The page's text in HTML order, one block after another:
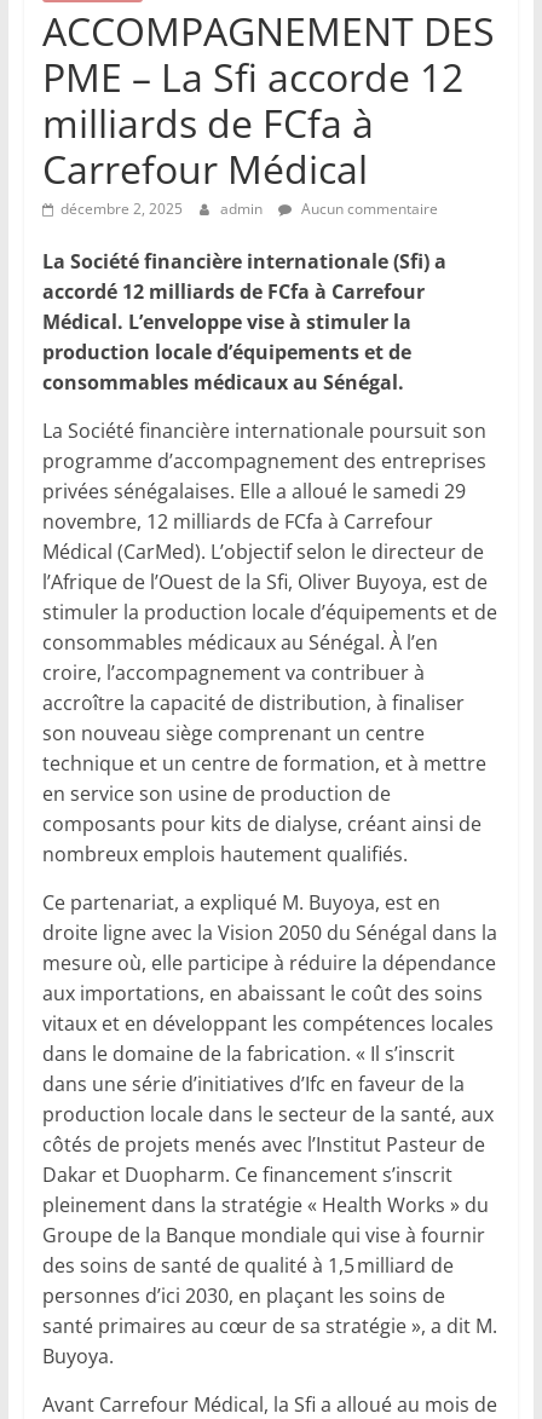
ACCOMPAGNEMENT DES
PME – La Sfi accorde 12
milliards de FCfa à
Carrefour Médical
décembre 2, 2025 admin Aucun commentaire
La Société financière internationale (Sfi) a
accordé 12 milliards de FCfa à Carrefour
Médical. L’enveloppe vise à stimuler la
production locale d’équipements et de
consommables médicaux au Sénégal.
La Société financière internationale poursuit son
programme d’accompagnement des entreprises
privées sénégalaises. Elle a alloué le samedi 29
novembre, 12 milliards de FCfa à Carrefour
Médical (CarMed). L’objectif selon le directeur de
l’Afrique de l’Ouest de la Sfi, Oliver Buyoya, est de
stimuler la production locale d’équipements et de
consommables médicaux au Sénégal. À l’en
croire, l’accompagnement va contribuer à
accroître la capacité de distribution, à finaliser
son nouveau siège comprenant un centre
technique et un centre de formation, et à mettre
en service son usine de production de
composants pour kits de dialyse, créant ainsi de
nombreux emplois hautement qualifiés.
Ce partenariat, a expliqué M. Buyoya, est en
droite ligne avec la Vision 2050 du Sénégal dans la
mesure où, elle participe à réduire la dépendance
aux importations, en abaissant le coût des soins
vitaux et en développant les compétences locales
dans le domaine de la fabrication. « Il s’inscrit
dans une série d’initiatives d’Ifc en faveur de la
production locale dans le secteur de la santé, aux
côtés de projets menés avec l’Institut Pasteur de
Dakar et Duopharm. Ce financement s’inscrit
pleinement dans la stratégie « Health Works » du
Groupe de la Banque mondiale qui vise à fournir
des soins de santé de qualité à 1,5 milliard de
personnes d’ici 2030, en plaçant les soins de
santé primaires au cœur de sa stratégie », a dit M.
Buyoya.
Avant Carrefour Médical, la Sfi a alloué au mois de